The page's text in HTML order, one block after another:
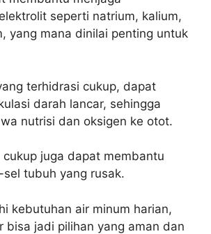
seperti natrium, kalium,
yang mana dinilai penting untuk
terhidrasi cukup, dapat
darah lancar, sehingga
nutrisi dan oksigen ke otot.
juga dapat membantu
tubuh yang rusak.
kebutuhan air minum harian,
bisa jadi pilihan yang aman dan